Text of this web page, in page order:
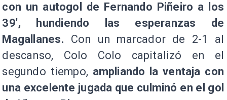
con un autogol de Fernando Piñeiro a los
39', hundiendo las esperanzas de
Magallanes. Con un marcador de 2-1 al
descanso, Colo Colo capitalizó en el
segundo tiempo, ampliando la ventaja con
una excelente jugada que culminó en el gol